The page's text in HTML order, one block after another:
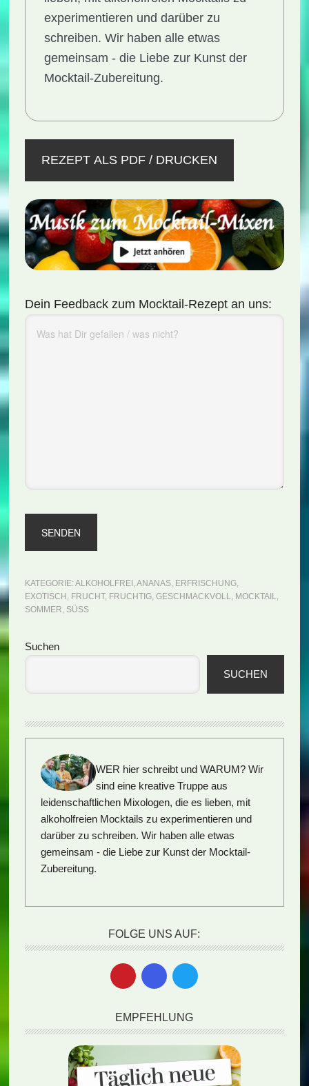
experimentieren und darüber zu
schreiben. Wir haben alle etwas
gemeinsam - die Liebe zur Kunst der
Mocktail-Zubereitung.
REZEPT ALS PDF / DRUCKEN
Dein Feedback zum Mocktail-Rezept an uns:
KATEGORIE: ALKOHOLFREI ,ANANAS, ERFRISCHUNG,
EXOTISCH , FRUCHT, FRUCHTIG, GESCHMACKVOLL, MOCKTAIL,
SOMMER, SÜSS
Seitenspalte
Suchen
SUCHEN
WER hier schreibt und WARUM? Wir
sind eine kreative Truppe aus
leidenschaftlichen Mixologen, die es lieben, mit
alkoholfreien Mocktails zu experimentieren und
darüber zu schreiben. Wir haben alle etwas
gemeinsam - die Liebe zur Kunst der Mocktail-
Zubereitung.
FOLGE UNS AUF:
EMPFEHLUNG